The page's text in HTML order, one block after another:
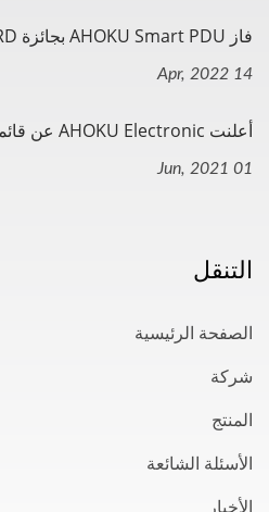
فاز AHOKU Smart PDU بجائزة IF DESIGN AWARD...
14 Apr, 2022
أعلنت AHOKU Electronic عن قائمة منح...
01 Jun, 2021
التنقل
الصفحة الرئيسية
شركة
المنتج
الأسئلة الشائعة
الأخبار